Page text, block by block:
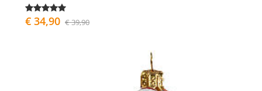
€ 34,90 € 39,90